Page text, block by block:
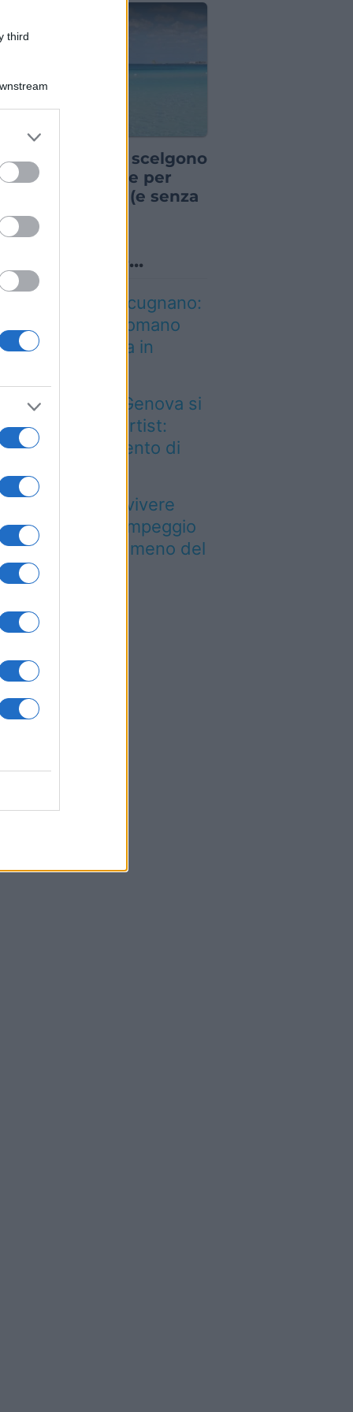
third
grant or
più italiani scelgono
destinazione per
vacanza breve (e senza
troppo)
sapevi che...
è quello di Arcugnano:
anfiteatro romano
Veneto si trova in
Antico di Genova si
di tattoo artist:
il grande evento di
dove puoi vivere
vacanza in campeggio
molto meno del